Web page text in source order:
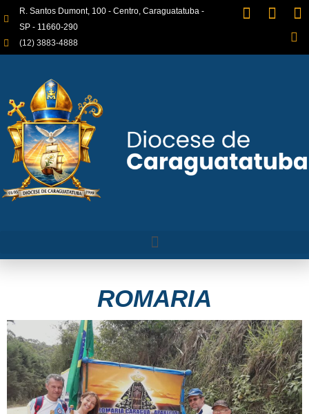
R. Santos Dumont, 100 - Centro, Caraguatatuba -
SP - 11660-290
(12) 3883-4888
ROMARIA